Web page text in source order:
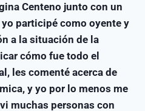
Centeno junto con un
participé como oyente y
a la situación de la
cómo fue todo el
les comenté acerca de
y yo por lo menos me
muchas personas con